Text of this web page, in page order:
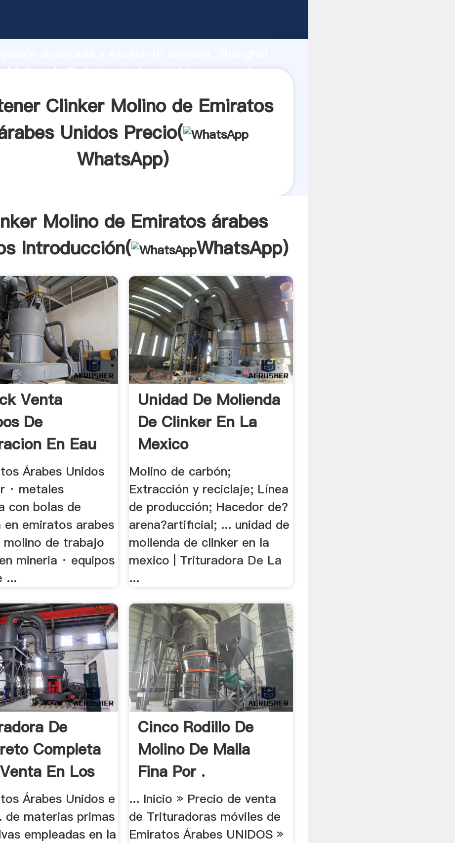
fuerte capacidad de producción, fuerza de
Molino de Emiratos árabes Unidos proveedor
Clinker Molino de Emiratos
Unidos Precio(
WhatsApp)
Molino de Emiratos árabes
Introducción(
WhatsApp)
Venta
De
En Eau
Árabes Unidos
· metales
con bolas de
en emiratos arabes
molino de trabajo
mineria · equipos
...
Unidad De Molienda
De Clinker En La
Mexico
Molino de carbón;
Extracción y reciclaje; Línea
de producción; Hacedor de?
arena?artificial; ... unidad de
molienda de clinker en la
mexico | Trituradora De La
...
De
Completa
En Los
Árabes Unidos e
de materias primas
empleadas en la
Cinco Rodillo De
Molino De Malla
Fina Por .
... Inicio » Precio de venta
de Trituradoras móviles de
Emiratos Árabes UNIDOS »